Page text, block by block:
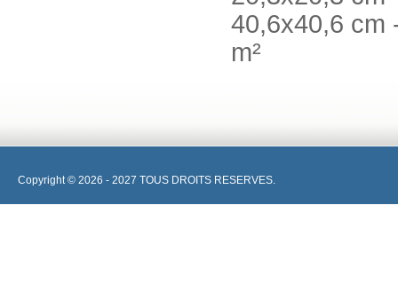
40,6x40,6 cm
m²
Copyright © 2026 - 2027 TOUS DROITS RESERVES.